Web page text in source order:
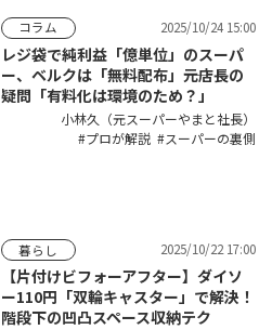
コラム 2025/10/24 15:00
レジ袋で純利益「億単位」のスーパ
ー、ベルクは「無料配布」――元店長の
疑問「有料化は環境のため？」
小林久（元スーパーやまと社長）
プロが解説
スーパーの裏側
暮らし 2025/10/22 17:00
【片付けビフォーアフター】ダイソ
ー110円「双輪キャスター」で解決！
階段下の凹凸スペース収納テク